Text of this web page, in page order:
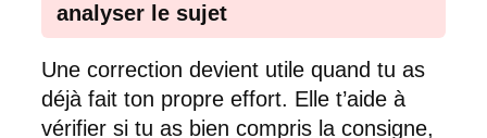
analyser le sujet
Une correction devient utile quand tu as
déjà fait ton propre effort. Elle t’aide à
vérifier si tu as bien compris la consigne,